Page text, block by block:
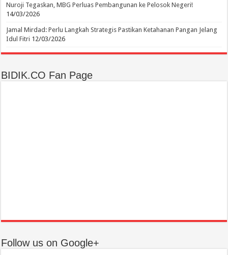
Nuroji Tegaskan, MBG Perluas Pembangunan ke Pelosok Negeri!
14/03/2026
Jamal Mirdad: Perlu Langkah Strategis Pastikan Ketahanan Pangan Jelang
Idul Fitri 12/03/2026
BIDIK.CO Fan Page
Follow us on Google+